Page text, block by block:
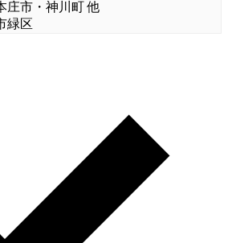
庄市・神川町 他
緑区